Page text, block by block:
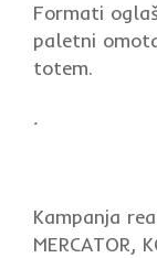
Formati
paletni
totem.
.
Kampanja
MERCATOR,